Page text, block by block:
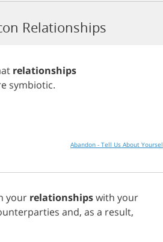
Relationships
relationships
symbiotic.
Abandon - Tell Us About
your relationshipswith your
and, as a result,